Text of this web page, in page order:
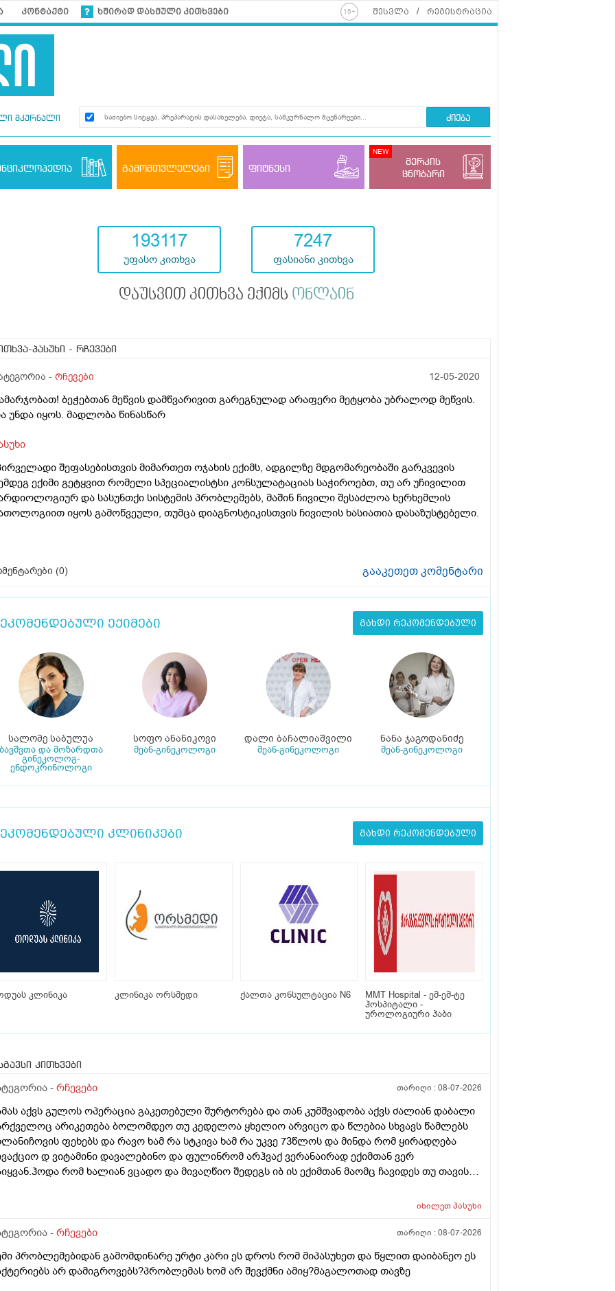
კონტაქტი ხშირად დასმული კითხვები შესვლა რეგისტრაცია
მკურნალი ძიება
გამომთვლელები ფიტნესი
მერკის
ცნობარი
193117
უფასო კითხვა
7247
ფასიანი კითხვა
დაუსვით კითხვა ექიმს ონლაინ
პასუხი - რჩევები
- რჩევები 12-05-2020
ბეჭებთან მეწვის დამწვარივით გარეგნულად არაფერი მეტყობა უბრალოდ მეწვის.
უნდა იყოს. მადლობა წინასწარ
შეფასებისთვის მიმართეთ ოჯახის ექიმს, ადგილზე მდგომარეობაში გარკვევის
ექიმი გეტყვით რომელი სპეციალისტსი კონსულატაციას საჭიროებთ, თუ არ უჩივილით
და სასუნთქი სისტემის პრობლემებს, მაშინ ჩივილი შესაძლოა ხერხემლის
იყოს გამოწვეული, თუმცა დიაგნოსტიკისთვის ჩივილის ხასიათია დასაზუსტებელი.
(0) გააკეთეთ კომენტარი
ექიმები გახდი რეკომენდებული
სალომე საბულუა
ბავშვთა და მოზარდთა
გინეკოლოგ-
ენდოკრინოლოგი
სოფო ანანიკოვი
მეან-გინეკოლოგი
დალი ბაჩალიაშვილი
მეან-გინეკოლოგი
ნანა ჯაგოდანიძე
მეან-გინეკოლოგი
კლინიკები გახდი რეკომენდებული
კლინიკა კლინიკა ორსმედი ქალთა კონსულტაცია N6
MMT Hospital - ემ-ემ-ტე
ჰოსპიტალი -
უროლოგიური ჰაბი
კითხვები
- რჩევები თარიღი :08-07-2026
აქვს გულოს ოპერაცია გაკეთებული შურტორება და თან კუმშვადობა აქვს ძალიან დაბალი
არიკეთება ბოლომდეო თუ კედელოა ყხელიო არვიცო და წლებია სხვავს წამლებს
ფეხებს და რავო ხამ რა სტკივა ხამ რა უკვე 73წლოს და მინდა რომ ყირადღება
დ ვიტამინი დავალებინო და ფულინრომ არჰვაქ ვერანაირად ექიმთან ვერ
რომ ხალიან ვცადო და მივაღწიო შედეგს იბ ის ექიმთან მაომც ჩავიდეს თუ თავის
უბნის ექიმის დანიშნულებას ვენდო ის ხომ კარდიოლოგი არაა თან დიდათ რომ ვაკვირდები
ექიმმა რამდენად სარისკოა?მის კარდიოლოგა ვერ დავირეკავ ან
იხილეთპასუხი
- რჩევები თარიღი :08-07-2026
პრობლემებიდან გამომდინარე ურტი კარი ეს დროს რომ მიპასუხეთ და წყლით დაიბანეო ეს
არ დამიგროვებს?პრობლემას ხომ არ შევქმნი ამიყ?მაგალოთად თავზე